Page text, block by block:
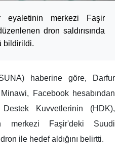
eyaletinin merkezi Faşir
dron saldırısında
bildirildi.
haberine göre, Darfur
Facebook hesabından
Destek Kuvvetlerinin (HDK),
merkezi Faşir'deki Suudi
ile hedef aldığını belirtti.